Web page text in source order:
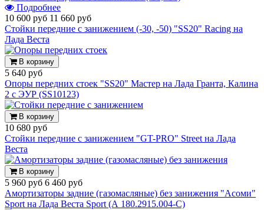
Подробнее
10 600 руб 11 660 руб
Стойки передние с занижением (-30, -50) "SS20" Racing на
Лада Веста
В корзину
5 640 руб
Опоры передних стоек "SS20" Мастер на Лада Гранта, Калина
2 с ЭУР (SS10123)
В корзину
10 680 руб
Стойки передние с занижением "GT-PRO" Street на Лада
Веста
В корзину
5 960 руб 6 460 руб
Амортизаторы задние (газомасляные) без занижения "Асоми"
Sport на Лада Веста Sport (А 180.2915.004-С)